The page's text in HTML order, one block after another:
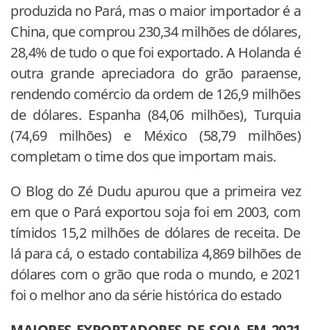
produzida no Pará, mas o maior importador é a
China, que comprou 230,34 milhões de dólares,
28,4% de tudo o que foi exportado. A Holanda é
outra grande apreciadora do grão paraense,
rendendo comércio da ordem de 126,9 milhões
de dólares. Espanha (84,06 milhões), Turquia
(74,69 milhões) e México (58,79 milhões)
completam o time dos que importam mais.
O Blog do Zé Dudu apurou que a primeira vez
em que o Pará exportou soja foi em 2003, com
tímidos 15,2 milhões de dólares de receita. De
lá para cá, o estado contabiliza 4,869 bilhões de
dólares com o grão que roda o mundo, e 2021
foi o melhor ano da série histórica do estado